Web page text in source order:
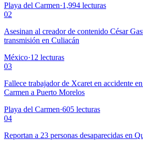
Playa del Carmen·1,994 lecturas
02
Asesinan al creador de contenido César
transmisión en Culiacán
México·12 lecturas
03
Fallece trabajador de Xcaret en accidente
Carmen a Puerto Morelos
Playa del Carmen·605 lecturas
04
Reportan a 23 personas desaparecidas en